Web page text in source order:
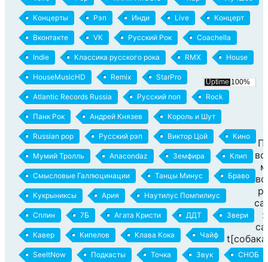
Концерты Рэп Инди Live Концерт
Вконтакте VK Русский Рок Coachella
Indie Классика русского рока RMX House
HouseMusicHD Remix StarPro
Atlantic Records Russia Русский поп Rock
Панк Рок Андрей Князев Король и Шут
Russian pop Русский рэп Виктор Цой Кино
Мумий Тролль Anacondaz Земфира Клип
Смысловые Галлюцинации Танцы Минус Браво
Кукрыниксы Ария Наутилус Помпилиус
Сплин 7Б Агата Кристи ДДТ Звери
Кавер Кипелов Клава Кока Чайф
SeeItNow Подкасты Точка Звук СНОБ
м
: